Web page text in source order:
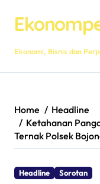
content
Ekonomi, Bisnis dan
Home
Headline
Ketahanan
Ternak Polsek
Headline Sorotan